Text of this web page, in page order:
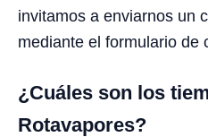
invitamos a enviarnos un
mediante el formulario de
¿Cuáles son los
Rotavapores?